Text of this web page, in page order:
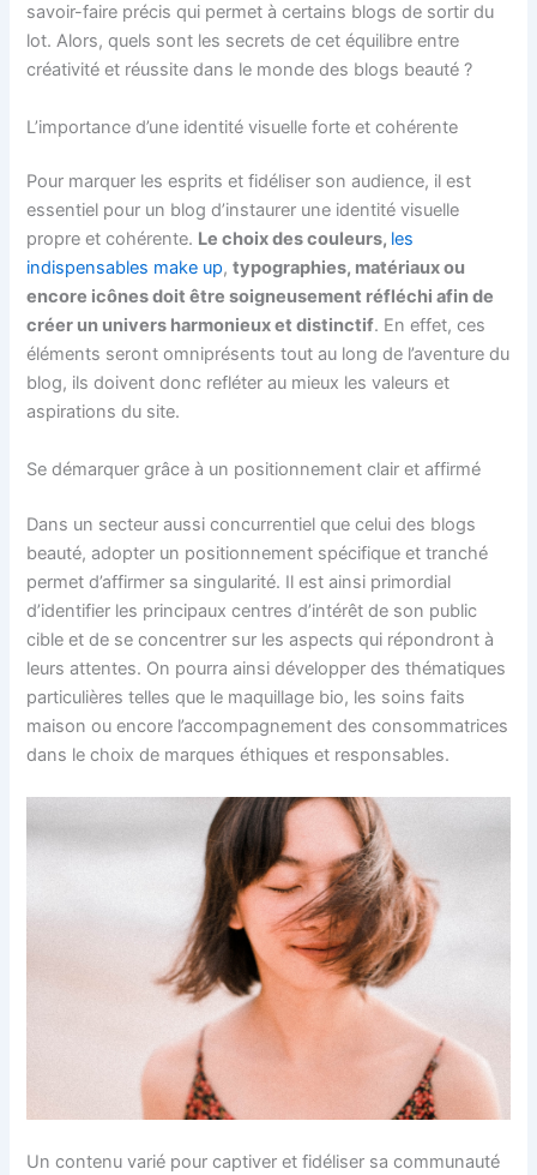
savoir-faire précis qui permet à certains blogs de sortir du
lot. Alors, quels sont les secrets de cet équilibre entre
créativité et réussite dans le monde des blogs beauté ?
L’importance d’une identité visuelle forte et cohérente
Pour marquer les esprits et fidéliser son audience, il est
essentiel pour un blog d’instaurer une identité visuelle
propre et cohérente. Le choix des couleurs, les
indispensables make up,typographies, matériaux ou
encore icônes doit être soigneusement réfléchi afin de
créer un univers harmonieux et distinctif. En effet, ces
éléments seront omniprésents tout au long de l’aventure du
blog, ils doivent donc refléter au mieux les valeurs et
aspirations du site.
Se démarquer grâce à un positionnement clair et affirmé
Dans un secteur aussi concurrentiel que celui des blogs
beauté, adopter un positionnement spécifique et tranché
permet d’affirmer sa singularité. Il est ainsi primordial
d’identifier les principaux centres d’intérêt de son public
cible et de se concentrer sur les aspects qui répondront à
leurs attentes. On pourra ainsi développer des thématiques
particulières telles que le maquillage bio, les soins faits
maison ou encore l’accompagnement des consommatrices
dans le choix de marques éthiques et responsables.
Un contenu varié pour captiver et fidéliser sa communauté